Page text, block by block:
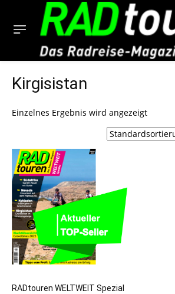
Kirgisistan
Einzelnes Ergebnis wird angezeigt
RADtouren WELTWEIT Spezial